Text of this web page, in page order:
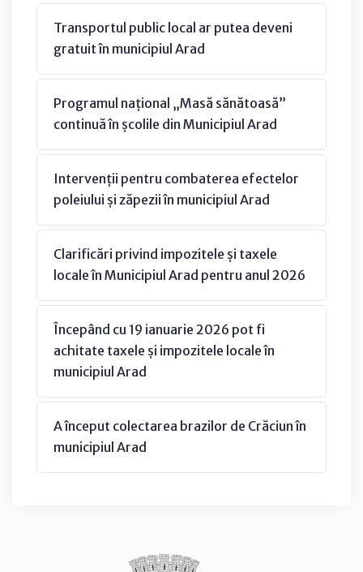
Transportul public local ar putea deveni
gratuit în municipiul Arad
Programul național „Masă sănătoasă”
continuă în școlile din Municipiul Arad
Intervenții pentru combaterea efectelor
poleiului și zăpezii în municipiul Arad
Clarificări privind impozitele și taxele
locale în Municipiul Arad pentru anul 2026
Începând cu 19 ianuarie 2026 pot fi
achitate taxele și impozitele locale în
municipiul Arad
A început colectarea brazilor de Crăciun în
municipiul Arad